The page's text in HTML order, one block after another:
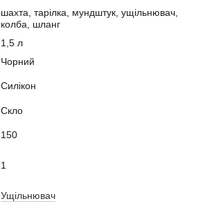
шахта, тарілка, мундштук, ущільнювач,
колба, шланг
1,5 л
Чорний
Силікон
Скло
150
1
Ущільнювач